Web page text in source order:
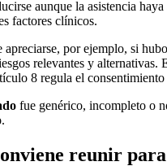
aunque la asistencia
factores clínicos.
apreciarse, por ejemplo, si
relevantes y alternativas.
8 regula el
fue genérico, incompleto o
reunir